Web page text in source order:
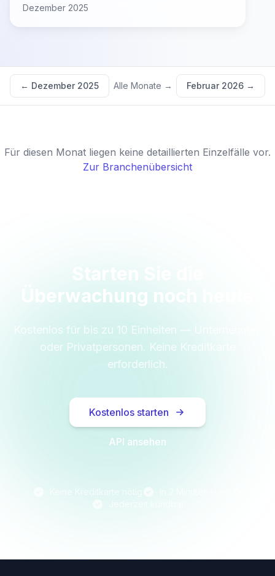
Dezember 2025
← Dezember 2025 Alle Monate → Februar 2026 →
Für diesen Monat liegen keine detaillierten Einzelfälle vor.
Zur Branchenübersicht
Überwachung noch heute
Kostenlos für bis zu 10 Einheiten — Unternehmen
oder Privatpersonen. Keine Kreditkarte
erforderlich.
Kostenlos starten
API ansehen